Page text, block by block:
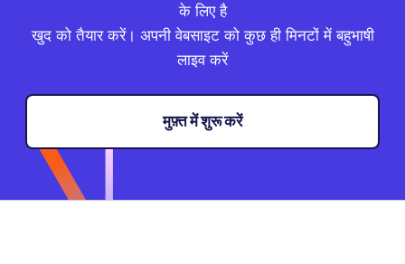
के लिए है
खुद को तैयार करें। अपनी वेबसाइट को कुछ ही मिनटों में बहुभाषी
लाइव करें
मुफ़्त में शुरू करें